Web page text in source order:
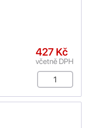
427 Kč
včetně DPH